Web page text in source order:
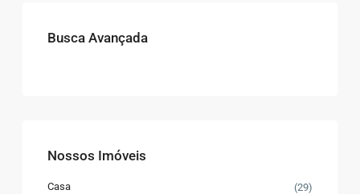
Busca Avançada
Nossos Imóveis
Casa (29)